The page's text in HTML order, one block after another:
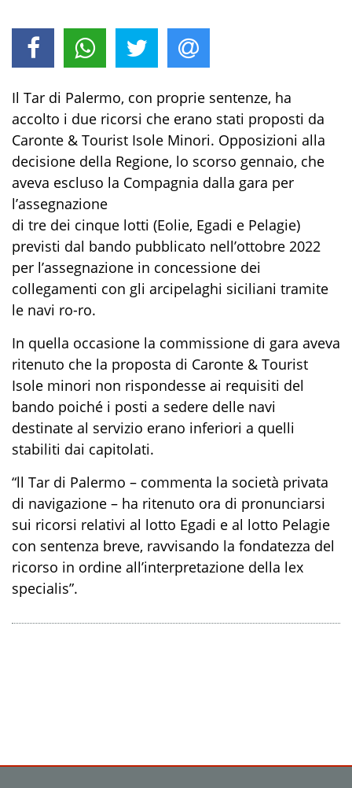
Il Tar di Palermo, con proprie sentenze, ha
accolto i due ricorsi che erano stati proposti da
Caronte & Tourist Isole Minori. Opposizioni alla
decisione della Regione, lo scorso gennaio, che
aveva escluso la Compagnia dalla gara per
l’assegnazione
di tre dei cinque lotti (Eolie, Egadi e Pelagie)
previsti dal bando pubblicato nell’ottobre 2022
per l’assegnazione in concessione dei
collegamenti con gli arcipelaghi siciliani tramite
le navi ro-ro.
In quella occasione la commissione di gara aveva
ritenuto che la proposta di Caronte & Tourist
Isole minori non rispondesse ai requisiti del
bando poiché i posti a sedere delle navi
destinate al servizio erano inferiori a quelli
stabiliti dai capitolati.
“ll Tar di Palermo – commenta la società privata
di navigazione – ha ritenuto ora di pronunciarsi
sui ricorsi relativi al lotto Egadi e al lotto Pelagie
con sentenza breve, ravvisando la fondatezza del
ricorso in ordine all’interpretazione della lex
specialis”.